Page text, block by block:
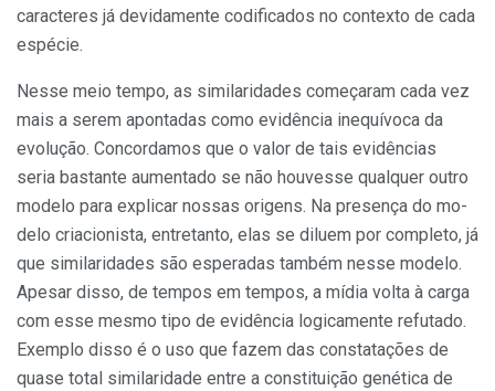
caracteres já devidamente codificados no contexto de cada
espécie.
Nesse meio tempo, as similarida­des começaram cada vez
mais a se­rem apontadas como evidência ine­quívoca da
evolução. Concordamos que o valor de tais evidências
seria bastante aumentado se não houvesse qualquer outro
modelo para explicar nossas origens. Na presença do mo­
delo criacionista, entretanto, elas se diluem por completo, já
que similari­dades são esperadas também nesse modelo.
Apesar disso, de tempos em tempos, a mídia volta à carga
com esse mesmo tipo de evidência logicamente refutado.
Exemplo disso é o uso que fazem das constatações de
quase to­tal similaridade entre a constituição genética de